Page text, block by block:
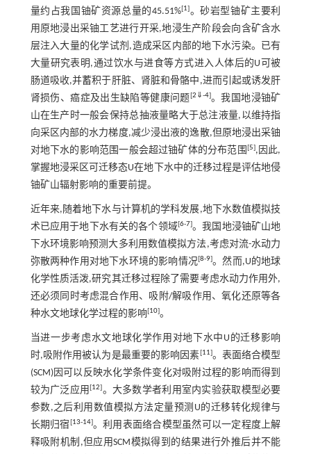
量约占我国铀矿资源总量的45.51%[1]。砂岩型铀矿主要利
用原地浸出采铀工艺进行开采,地浸生产阶段会向含矿含水
层注入大量的化学试剂,造成采区内部的地下水污染。已有
大量研究表明,通过饮水与进食等方式进入人体后的U可被
肠道吸收,并蓄积于肝脏、肾脏和骨骼中,进而引起或诱发肝
肾损伤、癌症及出生缺陷等健康问题[2 ⇓-4]。我国地浸铀矿
山在生产时一般会保持总抽液量略大于总注液量,以维持指
向采区内部的水力梯度,减少浸出液的逸散,但原地浸出采铀
对地下水的影响范围一般会超过铀矿体的分布范围 [5],因此,
掌握地浸采区可迁移态U在地下水中的迁移过程是评估地侵
铀矿山辐射影响的重要前提。
近年来,随着地下水与计算机的学科发展,地下水数值模拟技
术已应用于地下水有关的各个领域[6-7]。我国地浸铀矿山地
下水环境影响预测大多利用数值模拟方法,考虑对流-水动力
弥散两种作用对地下水环境的影响情况[8-9]。然而,U的地球
化学性质活泼,研究其迁移过程除了需要考虑水动力作用外,
还必须同时考虑混合作用、吸附/解吸作用、氧化还原等各
种水文地球化学过程的影响 [10]。
当进一步考虑水文地球化学作用对地下水中U的迁移影响
时,吸附作用被认为是最重要的影响因素[11]。表面络合模型
(SCM)因可以反映水化学条件变化对吸附过程的影响而得到
较为广泛应用[12]。大多数学者利用室内实验获取模型必要
参数,之后利用数值模拟方法定量预测U的迁移转化规律与
长期归宿 [13-14]。利用表面络合模型虽然可以一定程度上解
释吸附机制,但应用SCM模拟得到的结果进行外推后并不能